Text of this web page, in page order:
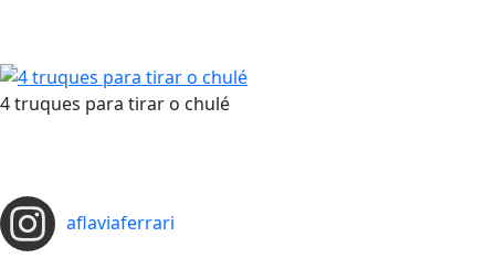
4 truques para tirar o chulé
aflaviaferrari